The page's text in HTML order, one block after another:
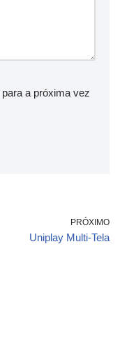
a próxima vez
PRÓXIMO
Uniplay Multi-Tela